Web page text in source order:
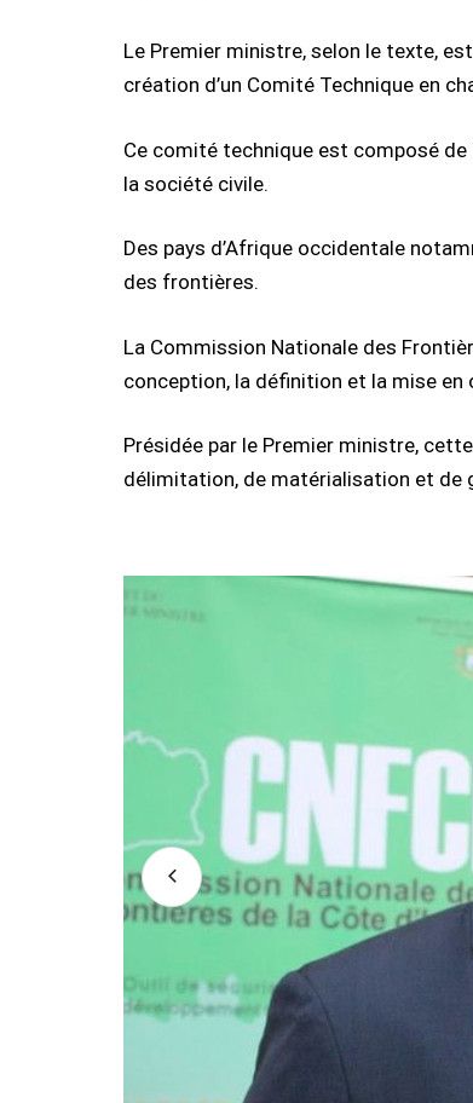
Le Premier ministre, selon le texte,
création d’un Comité Technique en
Ce comité technique est composé
la société civile.
Des pays d’Afrique occidentale
des frontières.
La Commission Nationale des
conception, la définition et la mise
Présidée par le Premier ministre,
délimitation, de matérialisation et de